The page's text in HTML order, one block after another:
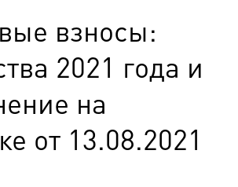
взносы:
2021 года и
на
от 13.08.2021